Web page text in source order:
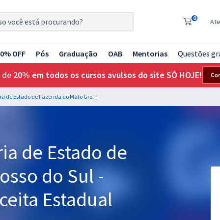
0
OFF Pós Graduação OAB Mentorias Questões
de 20% em todos os cursos avulsos do site SÓ HOJE!
SEFAZ MS - Secretaria de Estado de Fazenda do Mato Grosso do Sul - Auditor Fiscal da Receita Estadual
de Estado de
do Sul -
Estadual